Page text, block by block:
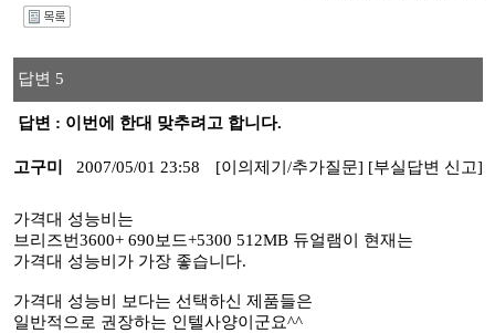
답변 5
답변 : 이번에 한대 맞추려고 합니다.
고구미 2007/05/01 23:58 [이의제기/추가질문] [부실답변 신고]
가격대 성능비는
브리즈번3600+ 690보드+5300 512MB 듀얼램이 현재는
가격대 성능비가 가장 좋습니다.
가격대 성능비 보다는 선택하신 제품들은
일반적으로 권장하는 인텔사양이군요^^